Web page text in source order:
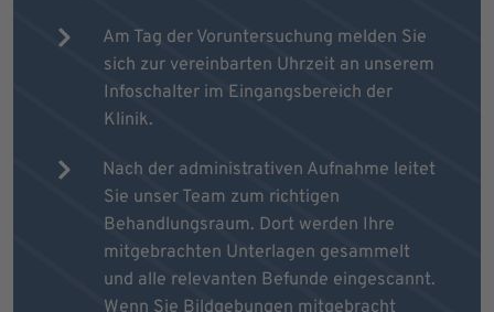
Am Tag der Voruntersuchung melden Sie
sich zur vereinbarten Uhrzeit an unserem
Infoschalter im Eingangsbereich der
Klinik.
Nach der administrativen Aufnahme leitet
Sie unser Team zum richtigen
Behandlungsraum. Dort werden Ihre
mitgebrachten Unterlagen gesammelt
und alle relevanten Befunde eingescannt.
Wenn Sie Bildgebungen mitgebracht